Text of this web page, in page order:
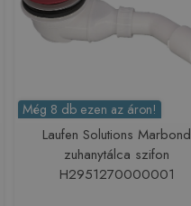
Még 8 db ezen az áron!
Laufen Solutions Marbond
zuhanytálca szifon
H2951270000001